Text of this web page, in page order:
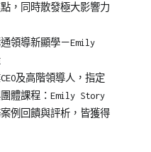
，同時散發極大影響力
領導新顯學－Emily
及高階領導人，指定
體課程：Emily Story
例回饋與評析，皆獲得